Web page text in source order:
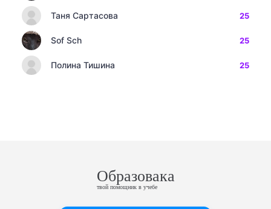
Таня Сартасова 25
Sof Sch 25
Полина Тишина 25
Образовака
твой помощник в учебе